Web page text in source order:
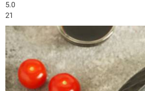
5.0
21